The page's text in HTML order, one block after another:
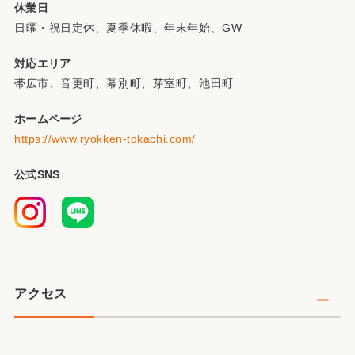
休業日
日曜・祝日定休、夏季休暇、年末年始、GW
対応エリア
帯広市、音更町、幕別町、芽室町、池田町
ホームページ
https://www.ryokken-tokachi.com/
公式SNS
アクセス